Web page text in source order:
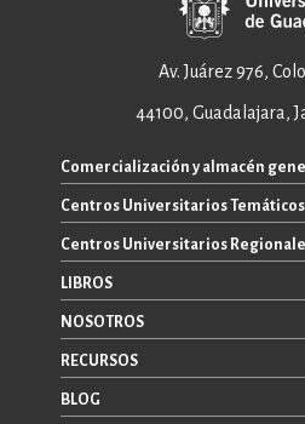
Av. Juárez 976,
44100, Guadalajara,
Comercialización y almacén
+52 33 3640 6326
+52 33 3640 4595
ventas@editorial.udg.mx
WhatsApp: +52 33 1433 6869
Centros Universitarios Temáticos
CUAAD
CUCEA
CUCBA
CUCEI
CUCSH
Centros Universitarios
CUALTOS
CUCHAPALA
CUCOSTA
CUCSUR
LIBROS
TODOS LOS LIBROS
E-BOOKS
CATÁLOGOS
NOSOTROS
SOBRE NOSOTROS
CONTACTO
RECURSOS
PROMOCIONALES
BLOG